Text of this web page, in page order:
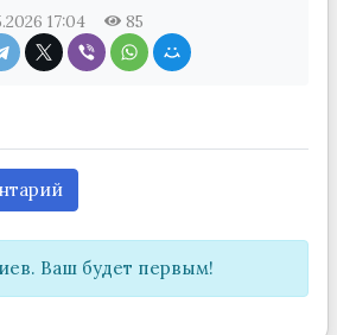
17:04 85
Ваш будет первым!